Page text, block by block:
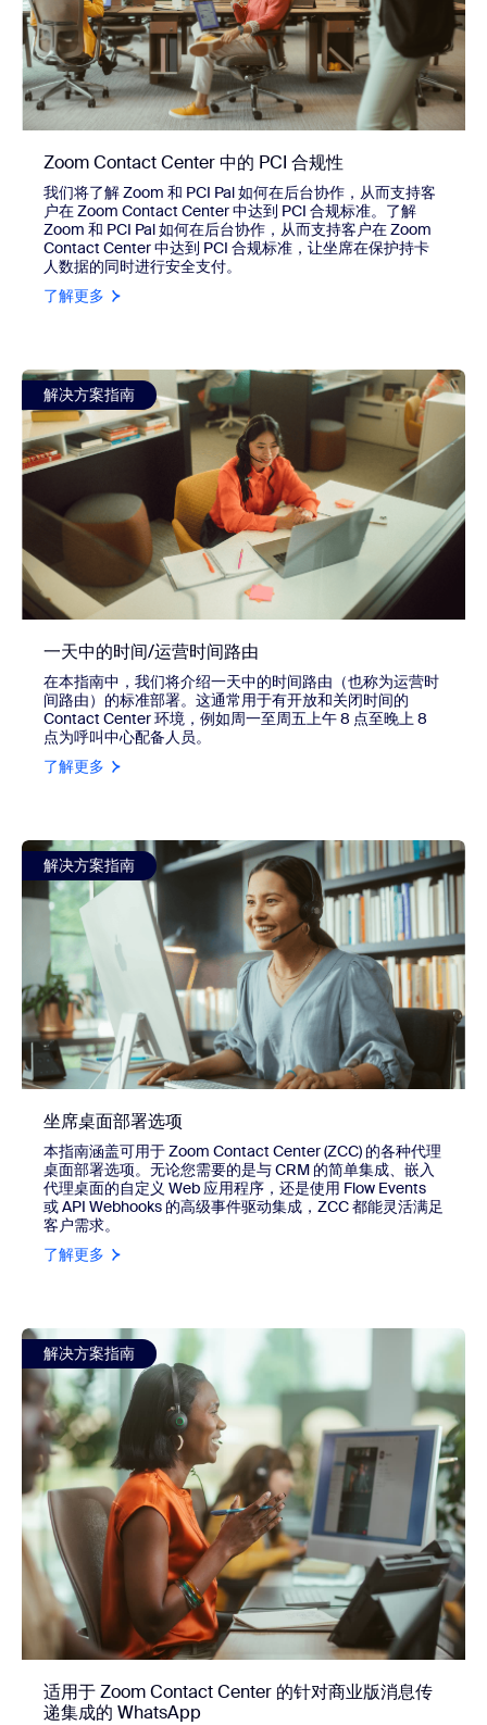
Zoom Contact Center 中的 PCI 合规性
我们将了解 Zoom 和 PCI Pal 如何在后台协作，从而支持客
户在 Zoom Contact Center 中达到 PCI 合规标准。了解
Zoom 和 PCI Pal 如何在后台协作，从而支持客户在 Zoom
Contact Center 中达到 PCI 合规标准，让坐席在保护持卡
人数据的同时进行安全支付。
了解更多
view 一天中的时间/运营时间路由
解决方案指南
一天中的时间/运营时间路由
在本指南中，我们将介绍一天中的时间路由（也称为运营时
间路由）的标准部署。这通常用于有开放和关闭时间的
Contact Center 环境，例如周一至周五上午 8 点至晚上 8
点为呼叫中心配备人员。
了解更多
view 坐席桌面部署选项
解决方案指南
坐席桌面部署选项
本指南涵盖可用于 Zoom Contact Center (ZCC) 的各种代理
桌面部署选项。无论您需要的是与 CRM 的简单集成、嵌入
代理桌面的自定义 Web 应用程序，还是使用 Flow Events
或 API Webhooks 的高级事件驱动集成，ZCC 都能灵活满足
客户需求。
了解更多
view 适用于 Zoom Contact Center 的针对商业版消息传递
解决方案指南
适用于 Zoom Contact Center 的针对商业版消息传
递集成的 WhatsApp